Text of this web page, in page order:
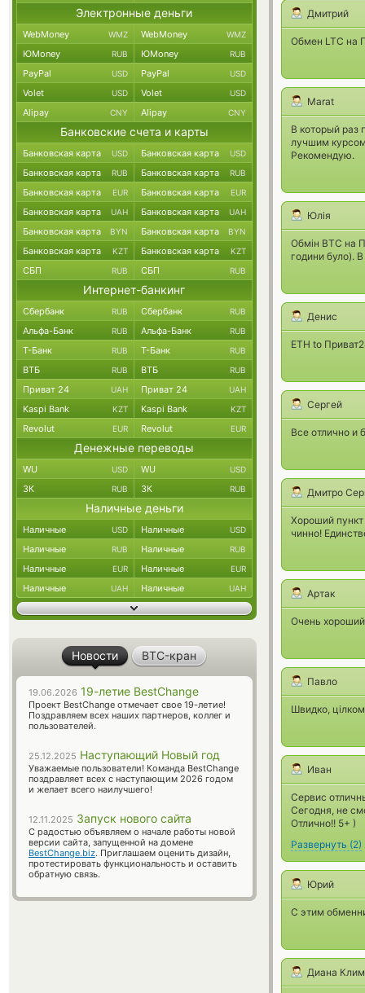
Дмитрий
Обмен LTC на
Marat
В который раз
лучшим
Рекомендую.
Юлія
Обмін BTC на
години було).
Денис
ETH to
Сергей
Все отлично и
Дмитро
Хороший
чинно!
Артак
Очень
Павло
Швидко,
Иван
Сервис
Сегодня, не
Отлично!! 5+ )
Развернуть (2)
Юрий
С этим
Диана
Электронные деньги
WebMoney WMZ WebMoney WMZ
ЮMoney RUB ЮMoney RUB
PayPal USD PayPal USD
Volet USD Volet USD
Alipay CNY Alipay CNY
Банковские счета и карты
Банковская карта USD Банковская карта USD
Банковская карта RUB Банковская карта RUB
Банковская карта EUR Банковская карта EUR
Банковская карта UAH Банковская карта UAH
Банковская карта BYN Банковская карта BYN
Банковская карта KZT Банковская карта KZT
СБП RUB СБП RUB
Интернет-банкинг
Сбербанк RUB Сбербанк RUB
Альфа-Банк RUB Альфа-Банк RUB
Т-Банк RUB Т-Банк RUB
ВТБ RUB ВТБ RUB
Приват 24 UAH Приват 24 UAH
Kaspi Bank KZT Kaspi Bank KZT
Revolut EUR Revolut EUR
Денежные переводы
WU USD WU USD
ЗК RUB ЗК RUB
Наличные деньги
Наличные USD Наличные USD
Наличные RUB Наличные RUB
Наличные EUR Наличные EUR
Наличные UAH Наличные UAH
Новости BTC-кран
19.06.2026 19-летие BestChange
Проект BestChange отмечает свое 19-летие!
Поздравляем всех наших партнеров, коллег и
пользователей.
25.12.2025 Наступающий Новый год
Уважаемые пользователи! Команда BestChange
поздравляет всех с наступающим 2026 годом
и желает всего наилучшего!
12.11.2025 Запуск нового сайта
С радостью объявляем о начале работы новой
версии сайта, запущенной на домене
BestChange.biz. Приглашаем оценить дизайн,
протестировать функциональность и оставить
обратную связь.